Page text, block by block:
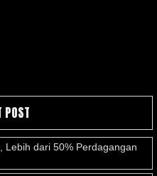
POST
Lebih dari 50% Perdagangan